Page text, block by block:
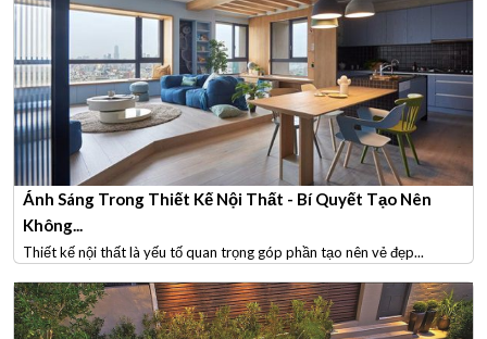
Ánh Sáng Trong Thiết Kế Nội Thất - Bí Quyết Tạo Nên
Không...
Thiết kế nội thất là yếu tố quan trọng góp phần tạo nên vẻ đẹp...